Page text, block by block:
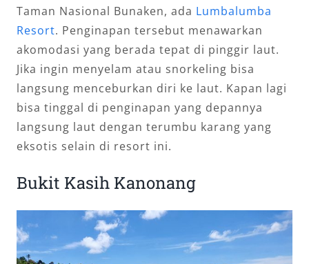
Taman Nasional Bunaken, ada Lumbalumba
Resort. Penginapan tersebut menawarkan
akomodasi yang berada tepat di pinggir laut.
Jika ingin menyelam atau snorkeling bisa
langsung menceburkan diri ke laut. Kapan lagi
bisa tinggal di penginapan yang depannya
langsung laut dengan terumbu karang yang
eksotis selain di resort ini.
Bukit Kasih Kanonang